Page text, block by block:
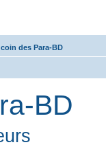
des Para-BD
BD